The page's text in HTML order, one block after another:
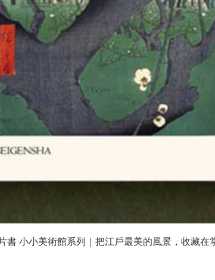
快速瀏覽
書 小小美術館系列｜把江戶最美的風景，收藏在